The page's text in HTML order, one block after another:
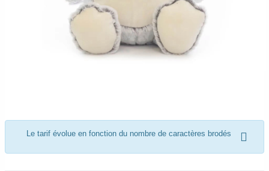
Le tarif évolue en fonction du nombre de caractères brodés